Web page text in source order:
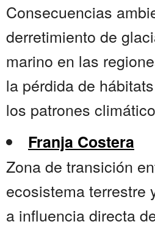
Consecuencias
derretimiento de
marino en las
la pérdida de
los patrones
Franja Costera
Zona de transición
ecosistema terrestre
a influencia directa